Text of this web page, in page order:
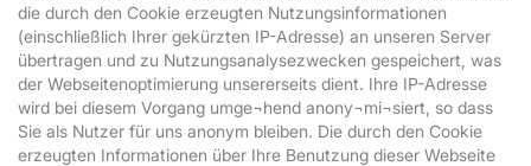
die durch den Cookie erzeugten Nutzungsinformationen
(einschließlich Ihrer gekürzten IP-Adresse) an unseren Server
übertragen und zu Nutzungsanalysezwecken gespeichert, was
der Webseitenoptimierung unsererseits dient. Ihre IP-Adresse
wird bei diesem Vorgang umge¬hend anony¬mi¬siert, so dass
Sie als Nutzer für uns anonym bleiben. Die durch den Cookie
erzeugten Informationen über Ihre Benutzung dieser Webseite